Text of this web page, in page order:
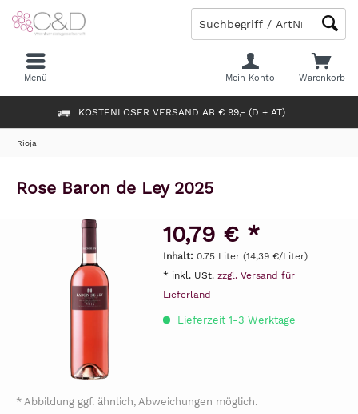
KOSTENLOSER VERSAND AB € 99,- (D + AT)
Warenkorb
Mein Konto
Menü
Rioja
Rose Baron de Ley 2025
10,79 € *
Inhalt: 0.75 Liter (14,39 €/Liter)
* inkl. USt. zzgl. Versand für
Lieferland
Lieferzeit 1-3 Werktage
* Abbildung ggf. ähnlich, Abweichungen möglich.